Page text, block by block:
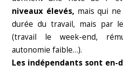
niveaux élevés,mais qui ne
durée du travail, mais par
(travail le week-end,
autonomie faible…).
Les indépendants sont en-